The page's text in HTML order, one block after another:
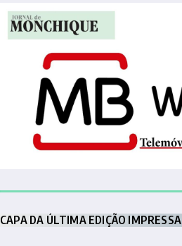
CAPA DA ÚLTIMA EDIÇÃO IMPRESSA